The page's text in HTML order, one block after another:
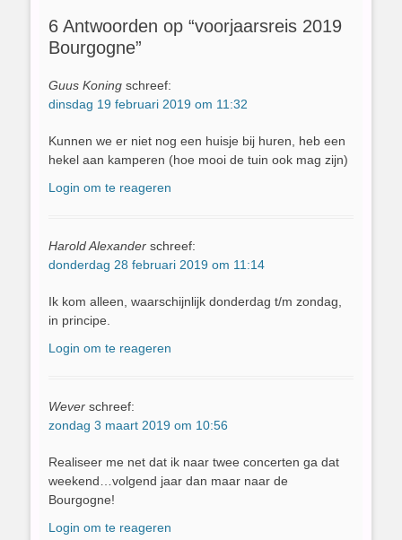
6 Antwoorden op “voorjaarsreis 2019
Bourgogne”
Guus Koning schreef:
dinsdag 19 februari 2019 om 11:32
Kunnen we er niet nog een huisje bij huren, heb een
hekel aan kamperen (hoe mooi de tuin ook mag zijn)
Login om te reageren
Harold Alexander schreef:
donderdag 28 februari 2019 om 11:14
Ik kom alleen, waarschijnlijk donderdag t/m zondag,
in principe.
Login om te reageren
Wever schreef:
zondag 3 maart 2019 om 10:56
Realiseer me net dat ik naar twee concerten ga dat
weekend…volgend jaar dan maar naar de
Bourgogne!
Login om te reageren